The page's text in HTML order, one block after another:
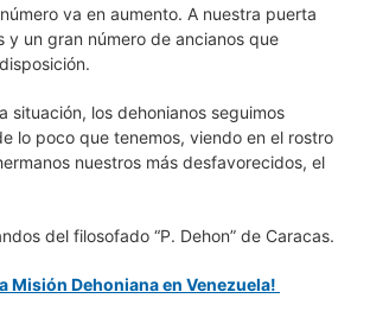
va en aumento. A nuestra puerta
y un gran número de ancianos que
situación, los dehonianos seguimos
lo poco que tenemos, viendo en el rostro
nuestros más desfavorecidos, el
del filosofado “P. Dehon” de Caracas.
Misión Dehoniana en Venezuela!